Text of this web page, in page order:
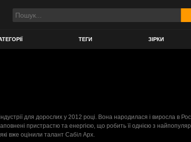
ТЕГИ ЗІРКИ
для дорослих у 2012 році. Вона народилася і виросла в
пристрастю та енергією, що робить її однією з
вже оцінили талант Сабіл Арх.